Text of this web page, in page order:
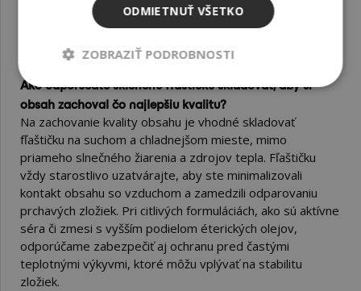
rýchlo nájsť fľaštičky, kelímky, liekovky alebo dózy, ktoré
budú zodpovedať vašim požiadavkám na objem aj
kompatibilitu s uzávermi či dávkovačmi.
Ako odporúčate sklenenú fľaštičku skladovať, aby si
obsah zachoval čo najlepšiu kvalitu?
Na zachovanie kvality obsahu je vhodné skladovať
fľaštičku na suchom a chladnejšom mieste, mimo
priameho slnečného žiarenia a zdrojov tepla. Fľaštičku
vždy starostlivo uzatvárajte, aby ste minimalizovali
kontakt obsahu so vzduchom a zamedzili odparovaniu
prchavých zložiek. Pri citlivých formuláciách, ako sú aktívne
séra či zmesi s vyšším podielom éterických olejov,
odporúčame zabezpečiť aj ochranu pred častými
teplotnými výkyvmi, ktoré môžu vplývať na stabilitu
zložiek.
ODMIETNUŤ VŠETKO
ZOBRAZIŤ PODROBNOSTI